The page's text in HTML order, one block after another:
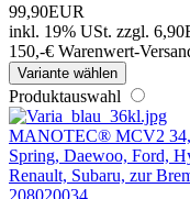
99,90EUR
inkl. 19% USt. zzgl.
150,-€ Warenwert-
Variante wählen
Produktauswahl
MANOTEC® MCV2 34,
Spring, Daewoo, Ford,
Renault, Subaru, zur
208020034